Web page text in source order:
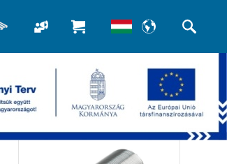
>>Szellőzőrácsok
Kapcsolódó termékek